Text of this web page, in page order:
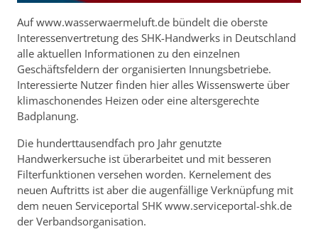
Auf www.wasserwaermeluft.de bündelt die oberste
Interessenvertretung des SHK-Handwerks in Deutschland
alle aktuellen Informationen zu den einzelnen
Geschäftsfeldern der organisierten Innungsbetriebe.
Interessierte Nutzer finden hier alles Wissenswerte über
klimaschonendes Heizen oder eine altersgerechte
Badplanung.
Die hunderttausendfach pro Jahr genutzte
Handwerkersuche ist überarbeitet und mit besseren
Filterfunktionen versehen worden. Kernelement des
neuen Auftritts ist aber die augenfällige Verknüpfung mit
dem neuen Serviceportal SHK www.serviceportal-shk.de
der Verbandsorganisation.